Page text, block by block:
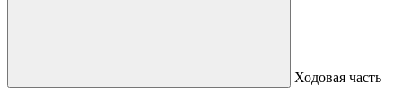
Ходовая часть